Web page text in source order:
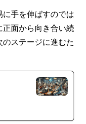
手を伸ばすのでは
面から向き合い続
ステージに進むた